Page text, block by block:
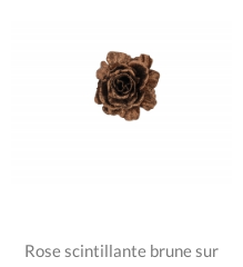
Rose scintillante brune sur